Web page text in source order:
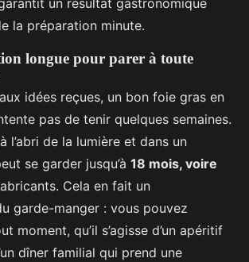
un résultat gastronomique
la préparation minute.
longue pour parer à toute
idées reçues, un bon foie gras en
pas de tenir quelques semaines.
l’abri de la lumière et dans un
se garder jusqu’à 18 mois, voire
Cela en fait un
garde-manger : vous pouvez
moment, qu’il s’agisse d’un apéritif
dîner familial qui prend une